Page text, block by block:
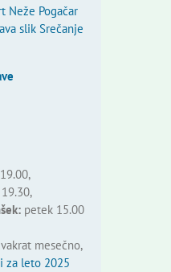
Neže Pogačar
slik Srečanje
petek 15.00
mesečno,
za leto 2025